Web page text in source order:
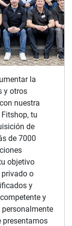
la
y otros
nuestra
tu
de
de 7000
objetivo
o
y
y
presentamos